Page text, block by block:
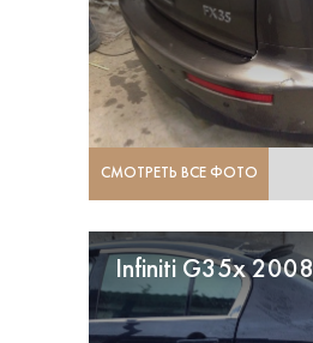
СМОТРЕТЬ ВСЕ ФОТО
Infiniti G35x 2008